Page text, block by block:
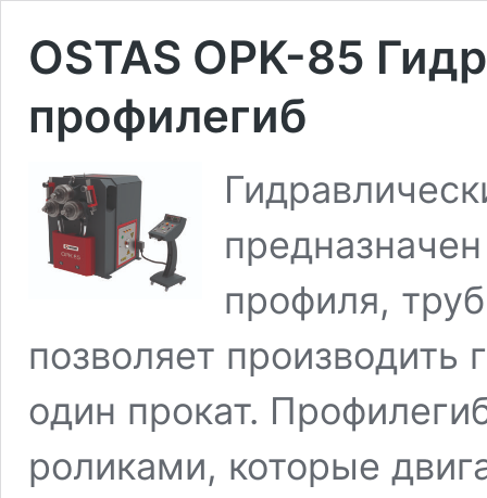
OSTAS OPK-85
профилегиб
профиля,
позволяет
один прокат.
роликами, которые